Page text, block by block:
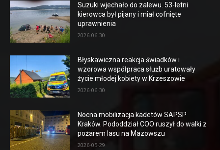
Suzuki wjechało do zalewu. 53-letni
kierowca był pijany i miał cofnięte
uprawnienia
2026-06-30
Błyskawiczna reakcja świadków i
wzorowa współpraca służb uratowały
życie młodej kobiety w Krzeszowie
2026-06-30
Nocna mobilizacja kadetów SAPSP
Kraków. Pododdział COO ruszył do walki z
pożarem lasu na Mazowszu
2026-05-29